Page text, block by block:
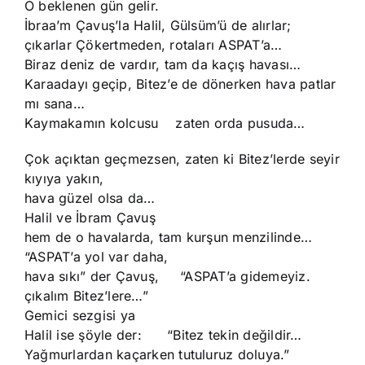
O beklenen gün gelir.
İbraa’m Çavuş’la Halil, Gülsüm’ü de alırlar;
çıkarlar Çökertmeden, rotaları ASPAT’a…
Biraz deniz de vardır, tam da kaçış havası…
Karaadayı geçip, Bitez’e de dönerken hava patlar
mı sana…
Kaymakamın kolcusu zaten orda pusuda…
Çok açıktan geçmezsen, zaten ki Bitez’lerde seyir
kıyıya yakın,
hava güzel olsa da…
Halil ve İbram Çavuş
hem de o havalarda, tam kurşun menzilinde…
“ASPAT’a yol var daha,
hava sıkı” der Çavuş, “ASPAT’a gidemeyiz.
çıkalım Bitez’lere…”
Gemici sezgisi ya
Halil ise şöyle der: “Bitez tekin değildir…
Yağmurlardan kaçarken tutuluruz doluya.”